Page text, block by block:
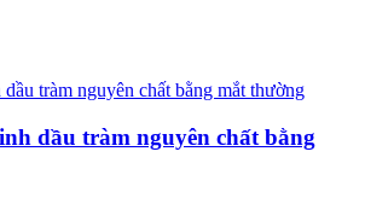
dầu tràm nguyên chất bằng